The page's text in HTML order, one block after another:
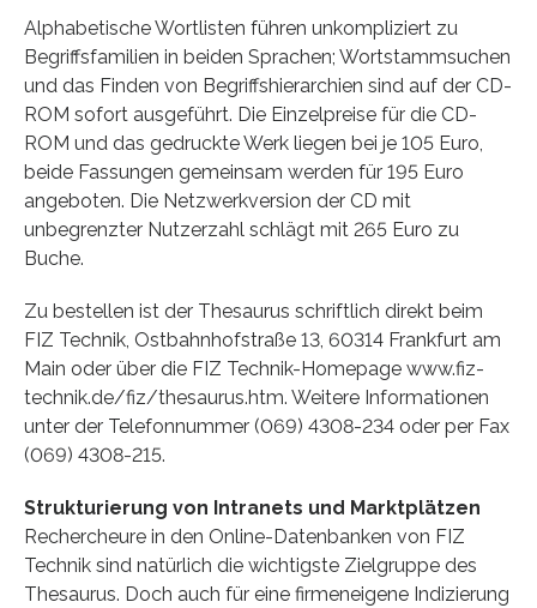
Alphabetische Wortlisten führen unkompliziert zu
Begriffsfamilien in beiden Sprachen; Wortstammsuchen
und das Finden von Begriffshierarchien sind auf der CD-
ROM sofort ausgeführt. Die Einzelpreise für die CD-
ROM und das gedruckte Werk liegen bei je 105 Euro,
beide Fassungen gemeinsam werden für 195 Euro
angeboten. Die Netzwerkversion der CD mit
unbegrenzter Nutzerzahl schlägt mit 265 Euro zu
Buche.
Zu bestellen ist der Thesaurus schriftlich direkt beim
FIZ Technik, Ostbahnhofstraße 13, 60314 Frankfurt am
Main oder über die FIZ Technik-Homepage www.fiz-
technik.de/fiz/thesaurus.htm. Weitere Informationen
unter der Telefonnummer (069) 4308-234 oder per Fax
(069) 4308-215.
Strukturierung von Intranets und Marktplätzen
Rechercheure in den Online-Datenbanken von FIZ
Technik sind natürlich die wichtigste Zielgruppe des
Thesaurus. Doch auch für eine firmeneigene Indizierung